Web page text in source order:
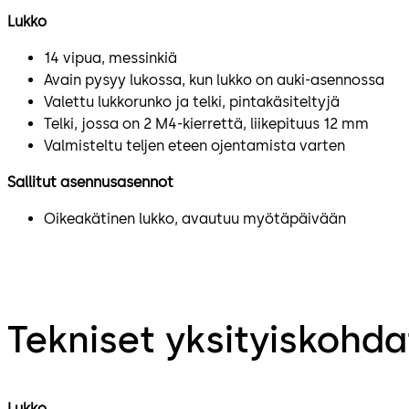
Lukko
14 vipua, messinkiä
Avain pysyy lukossa, kun lukko on auki-asennossa
Valettu lukkorunko ja telki, pintakäsiteltyjä
Telki, jossa on 2 M4-kierrettä, liikepituus 12 mm
Valmisteltu teljen eteen ojentamista varten
Sallitut asennusasennot
Oikeakätinen lukko, avautuu myötäpäivään
Tekniset